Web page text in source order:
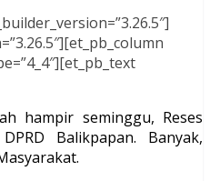
hampir seminggu, Reses
Balikpapan. Banyak,